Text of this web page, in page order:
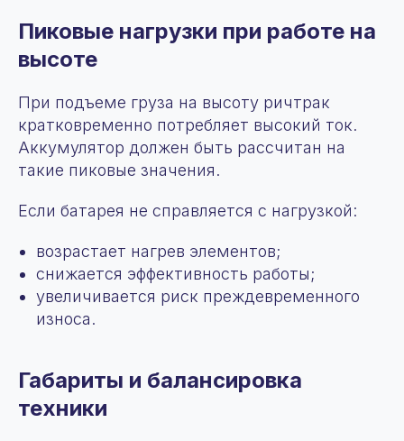
Пиковые нагрузки при работе на
высоте
При подъеме груза на высоту ричтрак
кратковременно потребляет высокий ток.
Аккумулятор должен быть рассчитан на
такие пиковые значения.
Если батарея не справляется с нагрузкой:
возрастает нагрев элементов;
снижается эффективность работы;
увеличивается риск преждевременного
износа.
Габариты и балансировка
техники